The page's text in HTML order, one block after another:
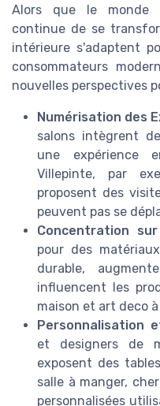
Alors que le monde
continue de se
intérieure s'adaptent
consommateurs
nouvelles perspectives
Numérisation des
salons intègrent
une expérience
Villepinte, par
proposent des
peuvent pas se
Concentration
pour des
durable,
influencent les
maison et art deco
Personnalisation
et designers de
exposent des
salle à manger,
personnalisées